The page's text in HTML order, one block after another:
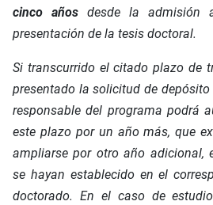
cinco años desde la admisión
presentación de la tesis doctoral.
Si transcurrido el citado plazo de
presentado la solicitud de
responsable del programa podrá
este plazo por un año más, que
ampliarse por otro año adicional,
se hayan establecido en el
doctorado. En el caso de